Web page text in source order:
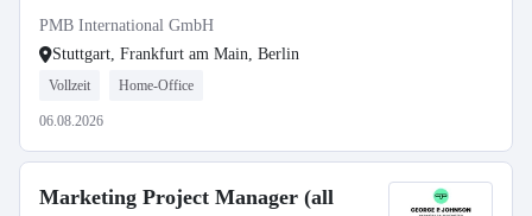
PMB International GmbH
Stuttgart, Frankfurt am Main, Berlin
Vollzeit Home-Office
06.08.2026
Marketing Project Manager (all